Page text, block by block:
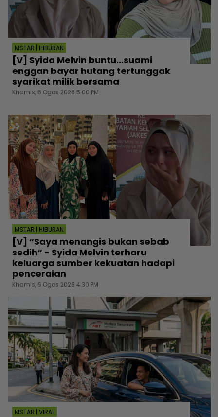
MSTAR | HIBURAN
[V] Syida Melvin buntu...suami
enggan bayar hutang tertunggak
syarikat milik bersama
Khamis, 6 Ogos 2026 5:00 PM
MSTAR | HIBURAN
[V] “Saya menangis bukan sebab
sedih“ - Syida Melvin terharu
keluarga sumber kekuatan hadapi
penceraian
Khamis, 6 Ogos 2026 4:30 PM
MSTAR | VIRAL